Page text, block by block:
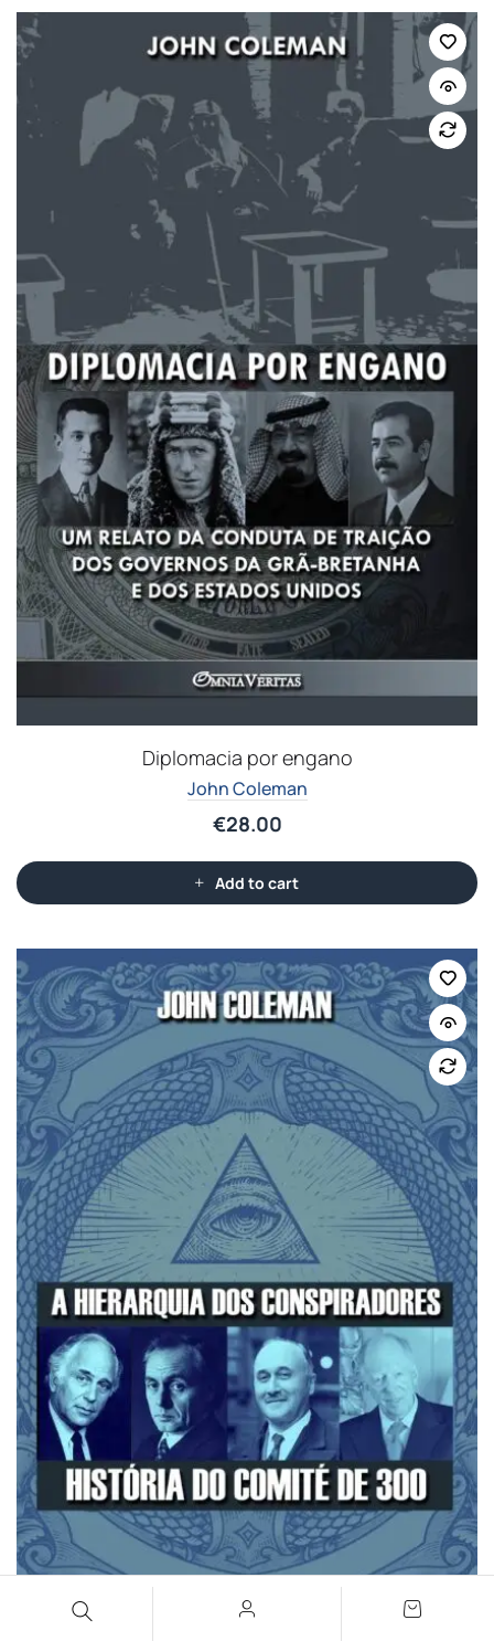
Diplomacia por engano
John Coleman
€28.00
Add to cart